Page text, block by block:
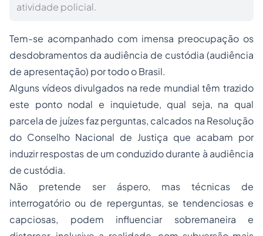
atividade policial.
Tem-se acompanhado com imensa preocupação os
desdobramentos da audiência de custódia (audiência
de apresentação) por todo o Brasil.
Alguns vídeos divulgados na rede mundial têm trazido
este ponto nodal e inquietude, qual seja, na qual
parcela de juízes faz perguntas, calcados na Resolução
do Conselho Nacional de Justiça que acabam por
induzir respostas de um conduzido durante à audiência
de custódia.
Não pretende ser áspero, mas técnicas de
interrogatório ou de reperguntas, se tendenciosas e
capciosas, podem influenciar sobremaneira e